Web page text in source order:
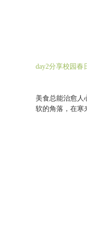
day2分享校园春
美食总能治愈人
软的角落，在寒